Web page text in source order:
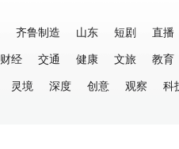
齐鲁制造 山东 短剧 直播
财经 交通 健康 文旅 教育
灵境 深度 创意 观察 科